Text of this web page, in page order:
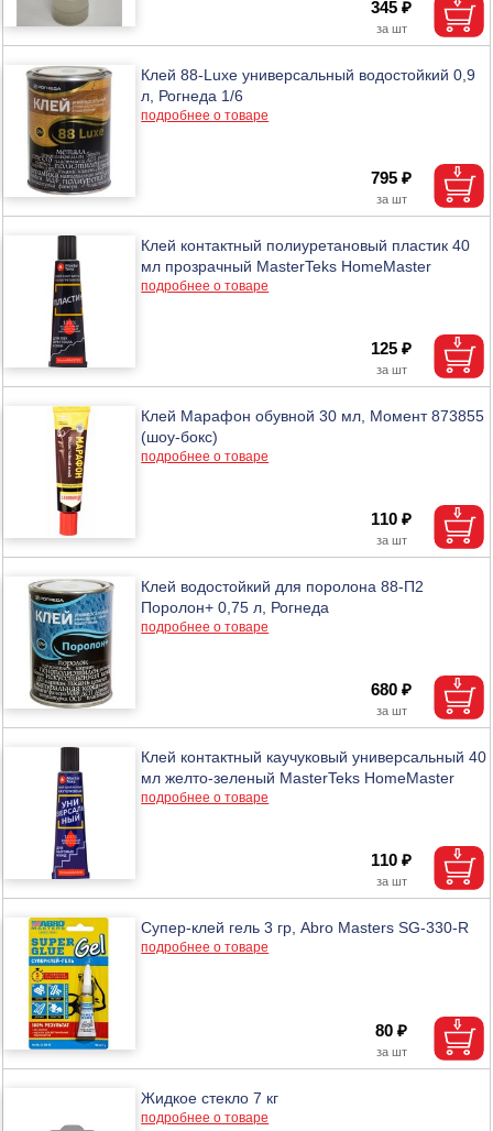
345 ₽
Клей 88-Luxe универсальный водостойкий 0,9
л, Рогнеда 1/6
подробнее о товаре
795 ₽
Клей контактный полиуретановый пластик 40
мл прозрачный MasterTeks HomeMaster
подробнее о товаре
125 ₽
Клей Марафон обувной 30 мл, Момент 873855
(шоу-бокс)
подробнее о товаре
110 ₽
Клей водостойкий для поролона 88-П2
Поролон+ 0,75 л, Рогнеда
подробнее о товаре
680 ₽
Клей контактный каучуковый универсальный 40
мл желто-зеленый MasterTeks HomeMaster
подробнее о товаре
110 ₽
Супер-клей гель 3 гр, Abro Masters SG-330-R
подробнее о товаре
80 ₽
Жидкое стекло 7 кг
подробнее о товаре